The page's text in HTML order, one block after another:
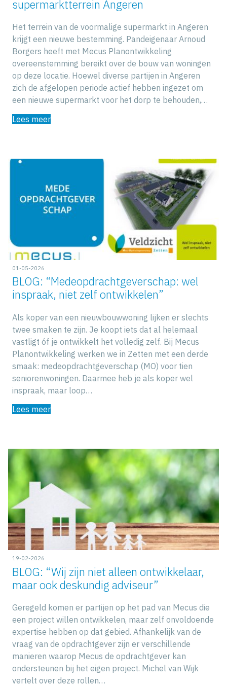
supermarktterrein Angeren
Het terrein van de voormalige supermarkt in Angeren
krijgt een nieuwe bestemming. Pandeigenaar Arnoud
Borgers heeft met Mecus Planontwikkeling
overeenstemming bereikt over de bouw van woningen
op deze locatie. Hoewel diverse partijen in Angeren
zich de afgelopen periode actief hebben ingezet om
een nieuwe supermarkt voor het dorp te behouden,…
Lees meer
01-05-2026
BLOG: “Medeopdrachtgeverschap: wel
inspraak, niet zelf ontwikkelen”
Als koper van een nieuwbouwwoning lijken er slechts
twee smaken te zijn. Je koopt iets dat al helemaal
vastligt óf je ontwikkelt het volledig zelf. Bij Mecus
Planontwikkeling werken we in Zetten met een derde
smaak: medeopdrachtgeverschap (MO) voor tien
seniorenwoningen. Daarmee heb je als koper wel
inspraak, maar loop…
Lees meer
19-02-2026
BLOG: “Wij zijn niet alleen ontwikkelaar,
maar ook deskundig adviseur”
Geregeld komen er partijen op het pad van Mecus die
een project willen ontwikkelen, maar zelf onvoldoende
expertise hebben op dat gebied. Afhankelijk van de
vraag van de opdrachtgever zijn er verschillende
manieren waarop Mecus de opdrachtgever kan
ondersteunen bij het eigen project. Michel van Wijk
vertelt over deze rollen…